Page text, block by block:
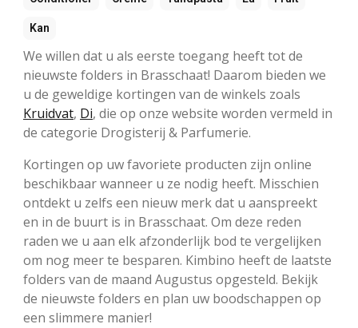
Kan
We willen dat u als eerste toegang heeft tot de
nieuwste folders in Brasschaat! Daarom bieden we
u de geweldige kortingen van de winkels zoals
Kruidvat, Di, die op onze website worden vermeld in
de categorie Drogisterij & Parfumerie.
Kortingen op uw favoriete producten zijn online
beschikbaar wanneer u ze nodig heeft. Misschien
ontdekt u zelfs een nieuw merk dat u aanspreekt
en in de buurt is in Brasschaat. Om deze reden
raden we u aan elk afzonderlijk bod te vergelijken
om nog meer te besparen. Kimbino heeft de laatste
folders van de maand Augustus opgesteld. Bekijk
de nieuwste folders en plan uw boodschappen op
een slimmere manier!